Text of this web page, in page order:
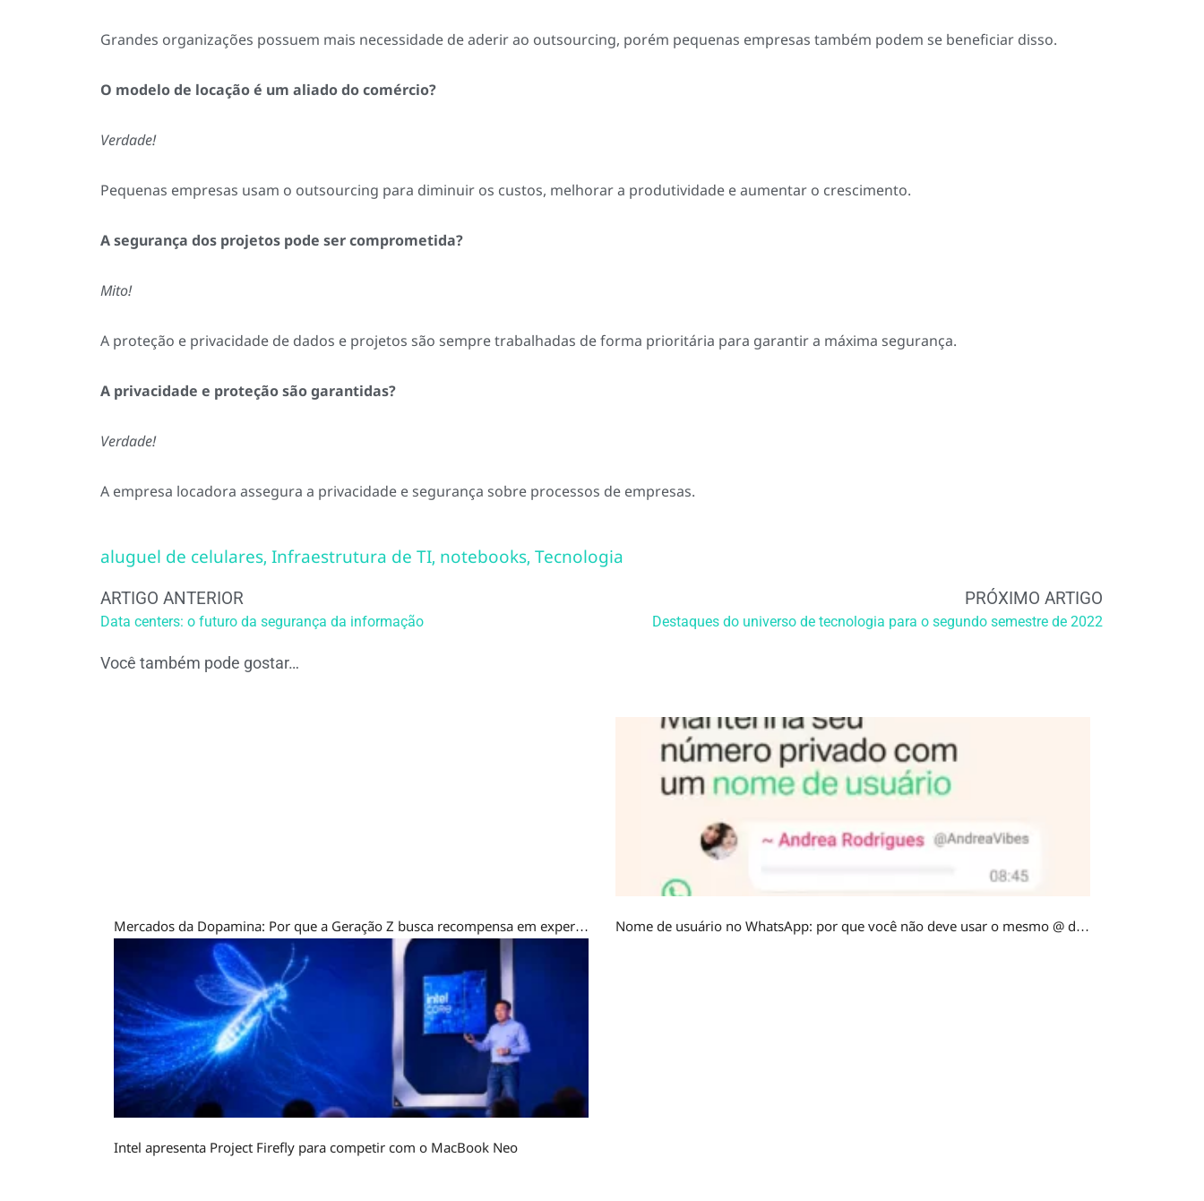
Grandes organizações possuem mais necessidade de aderir ao outsourcing, porém pequenas empresas também podem se beneficiar disso.
O modelo de locação é um aliado do comércio?
Verdade!
Pequenas empresas usam o outsourcing para diminuir os custos, melhorar a produtividade e aumentar o crescimento.
A segurança dos projetos pode ser comprometida?
Mito!
A proteção e privacidade de dados e projetos são sempre trabalhadas de forma prioritária para garantir a máxima segurança.
A privacidade e proteção são garantidas?
Verdade!
A empresa locadora assegura a privacidade e segurança sobre processos de empresas.
aluguel de celulares, Infraestrutura de TI, notebooks, Tecnologia
ARTIGO ANTERIOR
Data centers: o futuro da segurança da informação
PRÓXIMO ARTIGO
Destaques do universo de tecnologia para o segundo semestre de 2022
Você também pode gostar…
Mercados da Dopamina: Por que a Geração Z busca recompensa em experiências fictícias? Nome de usuário no WhatsApp: por que você não deve usar o mesmo @ do Instagram
Intel apresenta Project Firefly para competir com o MacBook Neo